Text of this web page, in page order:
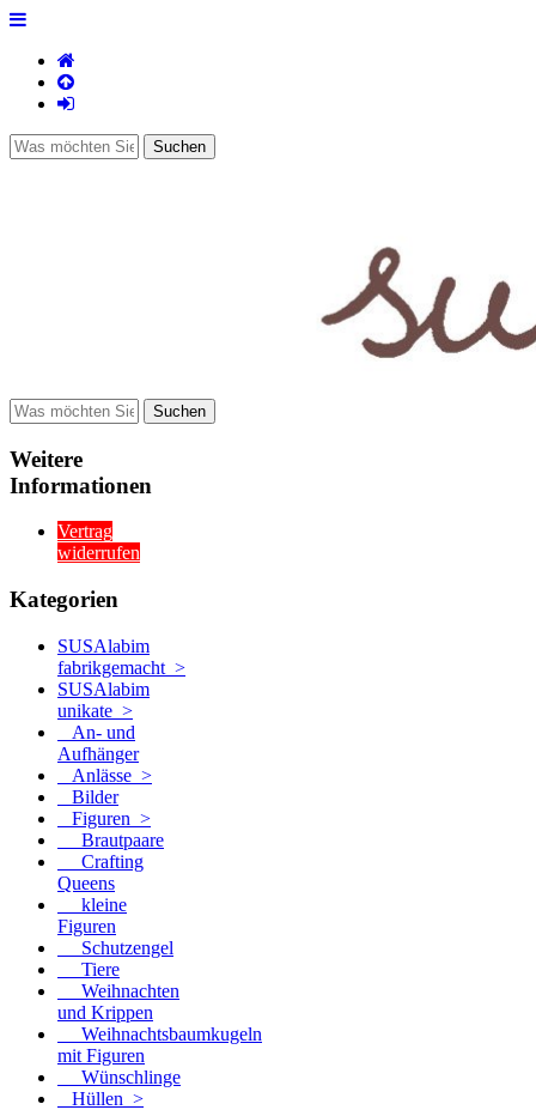
Weitere
Informationen
Vertrag
widerrufen
Kategorien
SUSAlabim
fabrikgemacht >
SUSAlabim
unikate >
An- und
Aufhänger
Anlässe >
Bilder
Figuren >
Brautpaare
Crafting
Queens
kleine
Figuren
Schutzengel
Tiere
Weihnachten
und Krippen
Weihnachtsbaumkugeln
mit Figuren
Wünschlinge
Hüllen >